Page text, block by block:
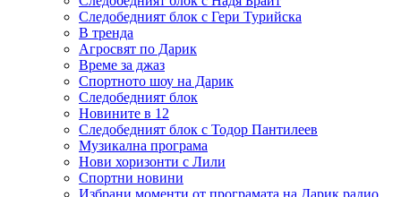
Следобедният блок с Гери Турийска
В тренда
Агросвят по Дарик
Време за джаз
Спортното шоу на Дарик
Следобедният блок
Новините в 12
Следобедният блок с Тодор Пантилеев
Музикална програма
Нови хоризонти с Лили
Спортни новини
Избрани моменти от програмата на Дарик радио